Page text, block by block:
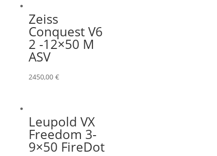
Zeiss
Conquest V6
2 -12×50 M
ASV
2450,00 €
Leupold VX
Freedom 3-
9×50 FireDot